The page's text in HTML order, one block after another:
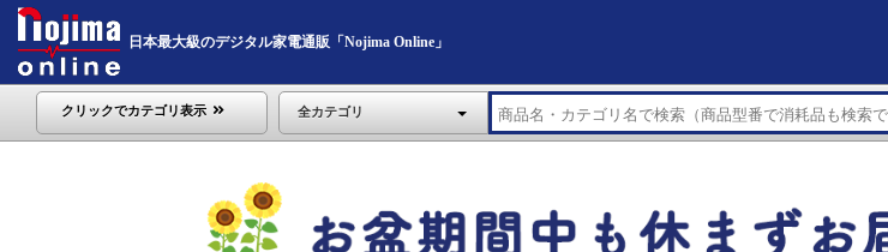
日本最大級のデジタル家電通販「Nojima Online」
クリックでカテゴリ表示 全カテゴリ